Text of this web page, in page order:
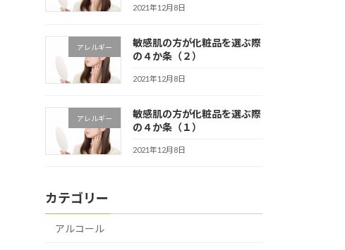
2021年12月8日
アレルギー
敏感肌の方が化粧品を選ぶ際
の４か条（２）
2021年12月8日
アレルギー
敏感肌の方が化粧品を選ぶ際
の４か条（１）
2021年12月8日
カテゴリー
アルコール